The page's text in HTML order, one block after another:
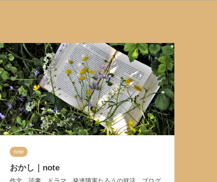
note
おかし｜note